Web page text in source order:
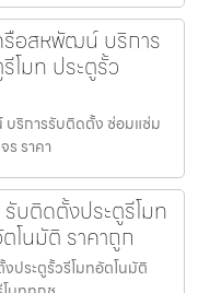
รือสหพัฒน์ บริการ
มท ประตูรั้ว
ริการรับติดตั้ง ซ่อมแซ่ม
ราคา
บติดตั้งประตูรีโมท
โนมัติ ราคาถูก
ประตูรั้วรีโมทอัตโนมัติ